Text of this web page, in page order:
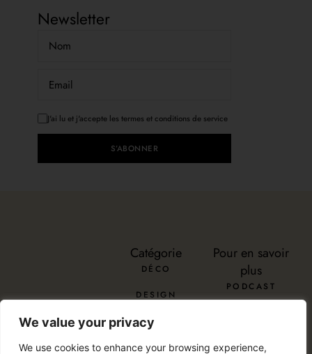
We value your privacy
We use cookies to enhance your browsing experience,
Newsletter
J'ai lu et j'accepte les termes et conditions de service
S’ABONNER
Catégorie
DÉCO
DESIGN
DIY
RÉNOVATION
INSTAGRAMPINTEREST
TIKTOKPODCASTLINKEDIN
Pour en savoir
plus
PODCAST